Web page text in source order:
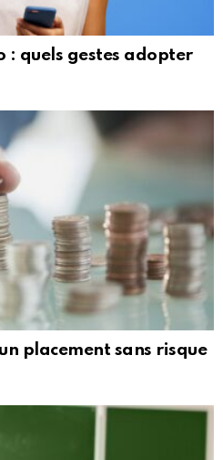
: quels gestes adopter
placement sans risque